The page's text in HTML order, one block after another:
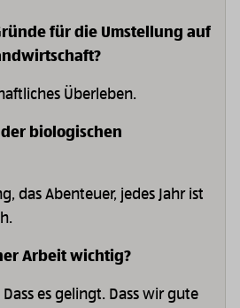
für die Umstellung auf
Überleben.
biologischen
das Abenteuer, jedes Jahr ist
Arbeit wichtig?
es gelingt. Dass wir gute